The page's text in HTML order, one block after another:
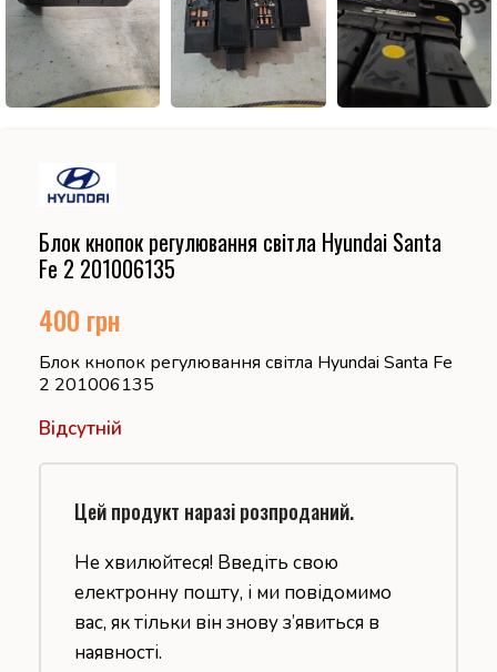
Блок кнопок регулювання світла Hyundai Santa
Fe 2 201006135
400 грн
Блок кнопок регулювання світла Hyundai Santa Fe
2 201006135
Відсутній
Цей продукт наразі розпроданий.
Не хвилюйтеся! Введіть свою
електронну пошту, і ми повідомимо
вас, як тільки він знову з’явиться в
наявності.